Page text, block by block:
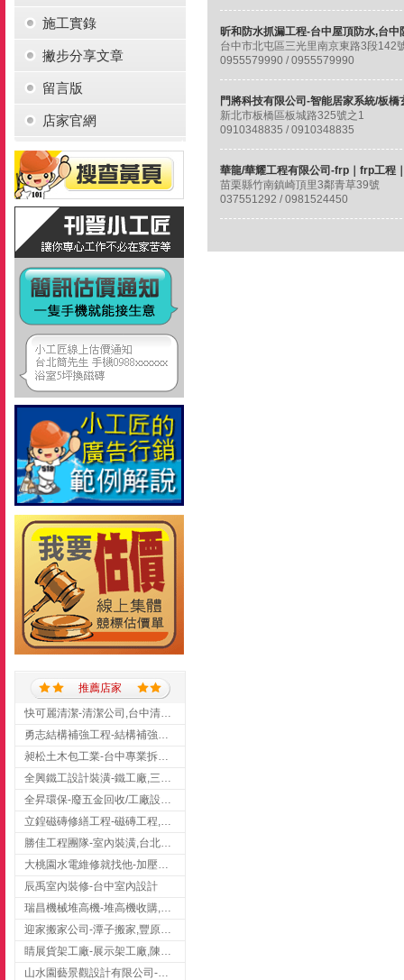
施工實錄
撇步分享文章
留言版
店家官網
推薦店家
快可麗清潔-清潔公司,台中清潔公司,台中居家清潔
昶松土木包工業-台中專業拆除工程/挖土機出租
勝佳工程團隊-室內裝潢,台北房屋裝修,三重室內裝修
大桃園水電維修就找他-加壓馬達,抽水馬達,桃園水電行,中壢水電
辰禹室內裝修-台中室內設計
迎家搬家公司-潭子搬家,豐原搬家,大雅搬家,大甲搬家,台中推薦搬家,台中搬家
山水園藝景觀設計有限公司-景觀工程,景觀設計,新竹園藝工程,新竹景觀設計
0955579990 / 0955579990
新北市板橋區板城路325號之1
0910348835 / 0910348835
苗栗縣竹南鎮崎頂里3鄰青草39號
037551292 / 0981524450